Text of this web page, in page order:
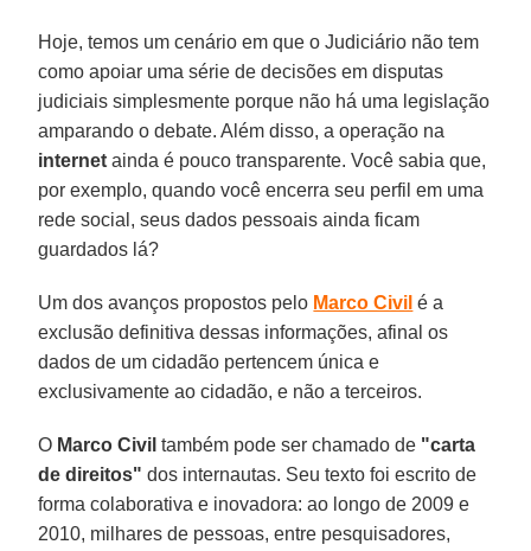
Hoje, temos um cenário em que o Judiciário não tem
como apoiar uma série de decisões em disputas
judiciais simplesmente porque não há uma legislação
amparando o debate. Além disso, a operação na
internet ainda é pouco transparente. Você sabia que,
por exemplo, quando você encerra seu perfil em uma
rede social, seus dados pessoais ainda ficam
guardados lá?
Um dos avanços propostos pelo Marco Civil é a
exclusão definitiva dessas informações, afinal os
dados de um cidadão pertencem única e
exclusivamente ao cidadão, e não a terceiros.
O Marco Civil também pode ser chamado de "carta
de direitos" dos internautas. Seu texto foi escrito de
forma colaborativa e inovadora: ao longo de 2009 e
2010, milhares de pessoas, entre pesquisadores,